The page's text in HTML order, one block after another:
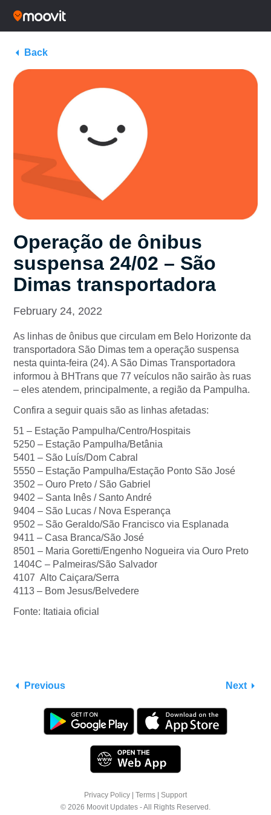
Back
Operação de ônibus
suspensa 24/02 – São
Dimas transportadora
February 24, 2022
As linhas de ônibus que circulam em Belo Horizonte da
transportadora São Dimas tem a operação suspensa
nesta quinta-feira (24). A São Dimas Transportadora
informou à BHTrans que 77 veículos não sairão às ruas
– eles atendem, principalmente, a região da Pampulha.
Confira a seguir quais são as linhas afetadas:
51 – Estação Pampulha/Centro/Hospitais
5250 – Estação Pampulha/Betânia
5401 – São Luís/Dom Cabral
5550 – Estação Pampulha/Estação Ponto São José
3502 – Ouro Preto / São Gabriel
9402 – Santa Inês / Santo André
9404 – São Lucas / Nova Esperança
9502 – São Geraldo/São Francisco via Esplanada
9411 – Casa Branca/São José
8501 – Maria Goretti/Engenho Nogueira via Ouro Preto
1404C – Palmeiras/São Salvador
4107 Alto Caiçara/Serra
4113 – Bom Jesus/Belvedere
Fonte: Itatiaia oficial
Previous Next
Privacy Policy Terms
Support
© 2026 Moovit Updates - All Rights Reserved.